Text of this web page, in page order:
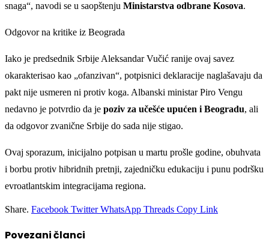
snaga“, navodi se u saopštenju Ministarstva odbrane Kosova.
Odgovor na kritike iz Beograda
Iako je predsednik Srbije Aleksandar Vučić ranije ovaj savez
okarakterisao kao „ofanzivan“, potpisnici deklaracije naglašavaju da
pakt nije usmeren ni protiv koga. Albanski ministar Piro Vengu
nedavno je potvrdio da je poziv za učešće upućen i Beogradu, ali
da odgovor zvanične Srbije do sada nije stigao.
Ovaj sporazum, inicijalno potpisan u martu prošle godine, obuhvata
i borbu protiv hibridnih pretnji, zajedničku edukaciju i punu podršku
evroatlantskim integracijama regiona.
Share. Facebook Twitter WhatsApp Threads Copy Link
Povezaničlanci